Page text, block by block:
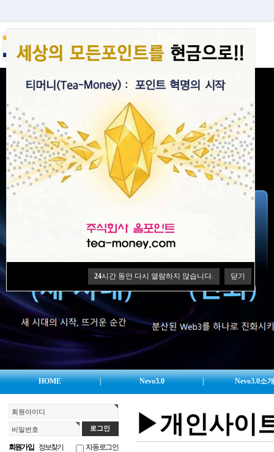
24시간 동안 다시 열람하지 않습니다. 닫기
HOME | Nevo3.0 | Nevo3.0소개
회원아이디
비밀번호
회원가입 정보찾기 자동로그인
▶개인사이